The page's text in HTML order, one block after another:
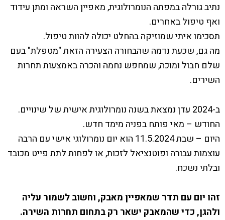
נתיב גורלה במפתה הנומרולוגית, מאפיין השראה ומתן עידוד
ואף טיפול באחרים.
תסכימו איתי שמוזיקה בהחלט יכולה להוות טיפול.
מה גם, שכעת נדמה שהבחורה הצעירה הזאת "מטפלת" בעם
שלם חבול ומוכה, שמחפש נחמה והכרה באמצעות תחרות
השירים.
ב-2024 עדן נמצאת בשנה נומרולוגית אישית של שינויים.
החודש – מאי פותח בפניה מימד חדש.
היום – שבת 11.5.2024 הוא יום נומרולוגי אישי עם הרבה
עוצמות עבורה ופוטנציאל לזכות, או לפחות לתת פייט מכובד
ובלתי נשכח.
זהו יום עם תדר שמאפיין מאבק, וחשוב לשמור עליה
ולהגן, כדי שהמאבק ישאר רק בתחום תחרות השירה.